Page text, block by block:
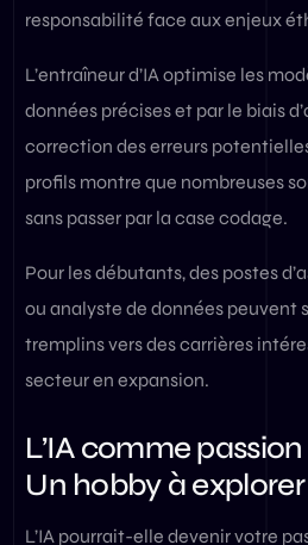
responsabilité face aux enjeux
L’entraîneur d’IA optimise les
données précises et par le biais
correction des erreurs
profils montre que nombreuses
sans passer par la case codage.
Pour les débutants, des postes
ou analyste de données peuvent
tremplins vers des carrières
secteur en expansion.
L’IA comme
Un hobby à explorer
L’IA pourrait-elle devenir votre